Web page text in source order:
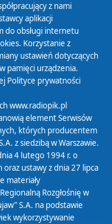
z nami
aplikacji
do obsługi internetu
Korzystanie z
ustawień dotyczących
pamięci urządzenia.
Polityce prywatności
www.radiopik.pl
element Serwisów
których producentem
z siedzibą w Warszawie.
4 lutego 1994 r. o
ustawy z dnia 27 lipca
materiały
Rozgłośnię w
S.A. na podstawie
wykorzystywanie